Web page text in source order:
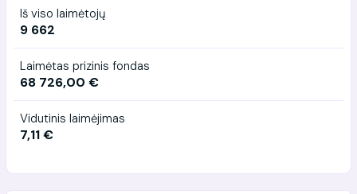
Iš viso laimėtojų
9 662
Laimėtas prizinis fondas
68 726,00 €
Vidutinis laimėjimas
7,11 €